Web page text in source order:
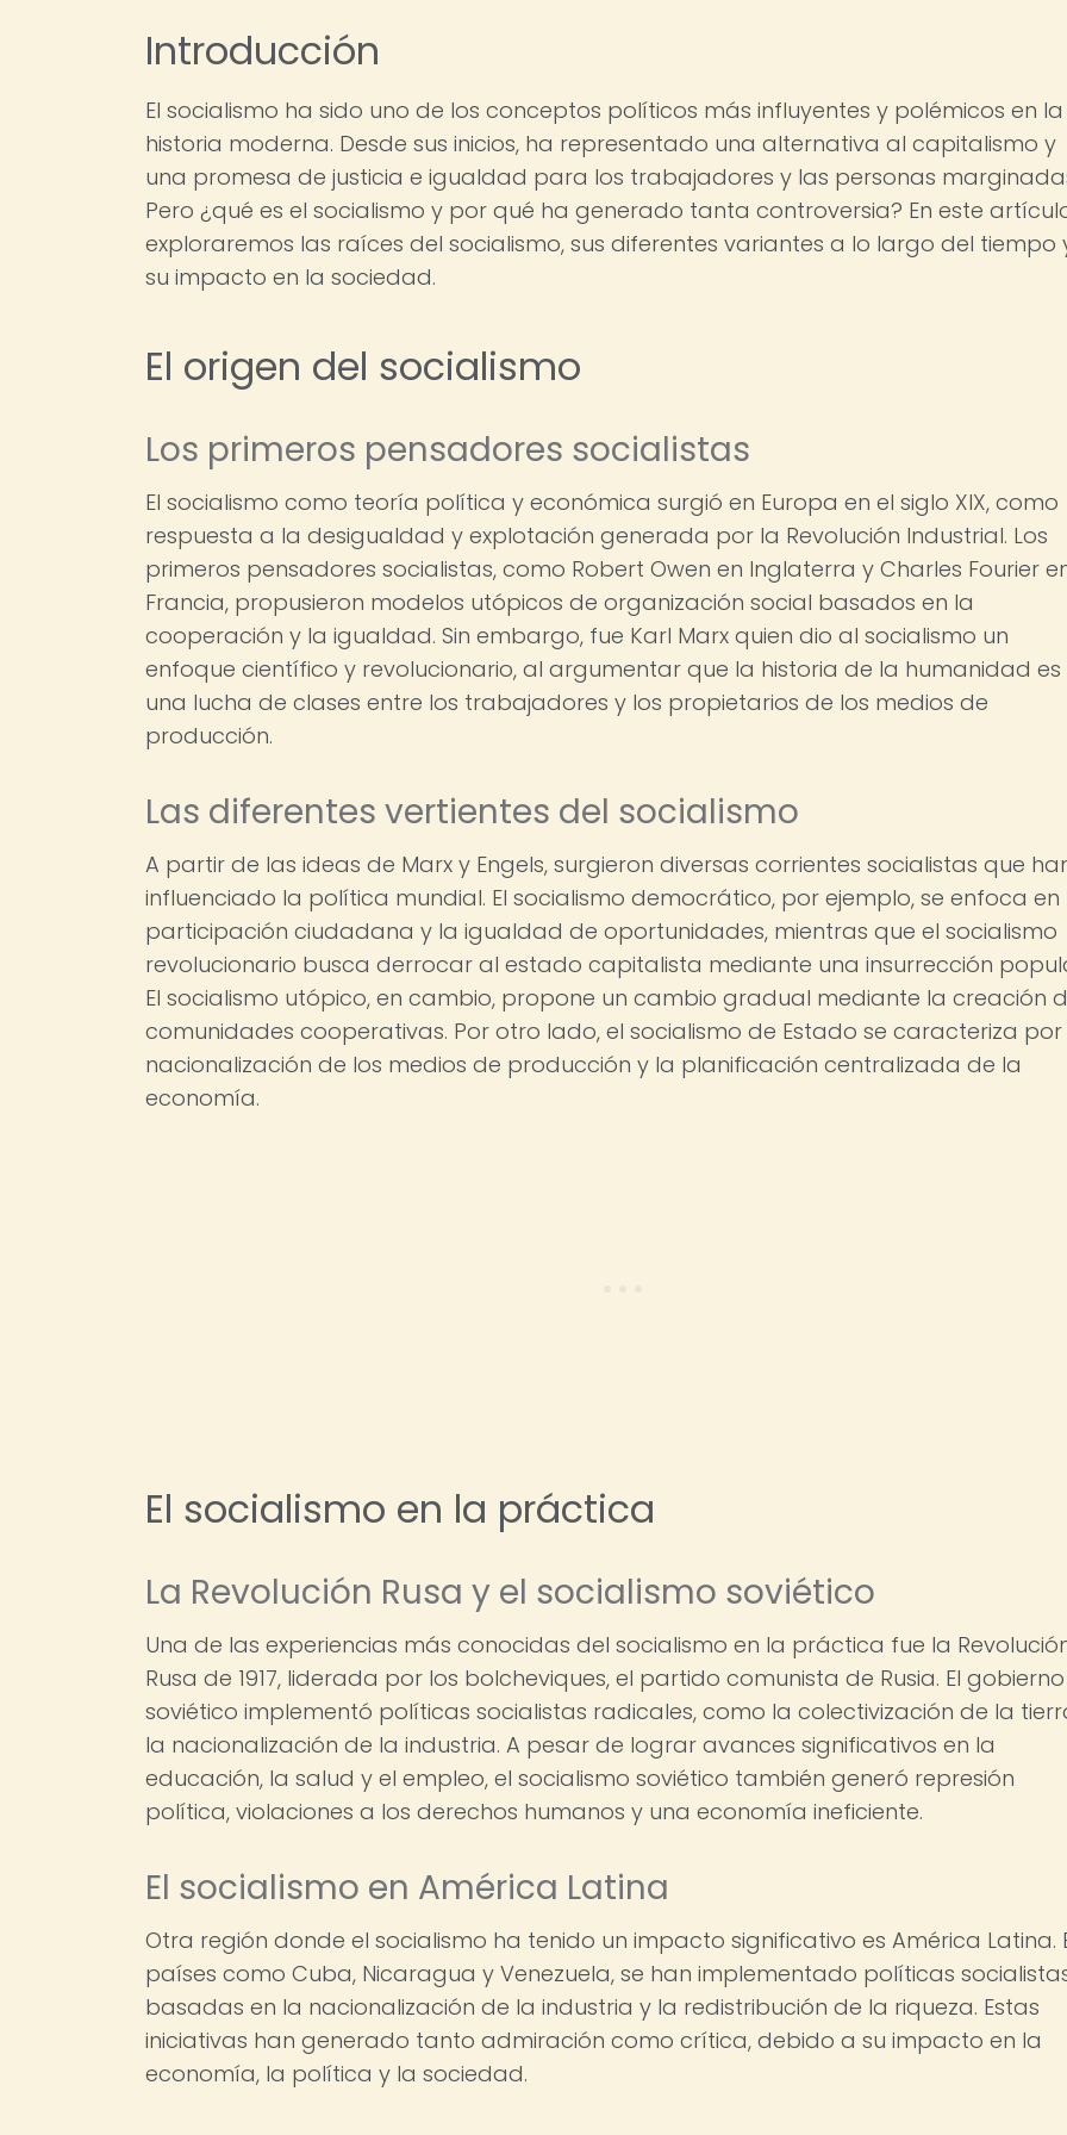
Introducción
El socialismo ha sido uno de los conceptos políticos más influyentes y polémicos en la
historia moderna. Desde sus inicios, ha representado una alternativa al capitalismo y
una promesa de justicia e igualdad para los trabajadores y las personas
Pero ¿qué es el socialismo y por qué ha generado tanta controversia? En este
exploraremos las raíces del socialismo, sus diferentes variantes a lo largo del tiempo
su impacto en la sociedad.
El origen del socialismo
Los primeros pensadores socialistas
El socialismo como teoría política y económica surgió en Europa en el siglo XIX, como
respuesta a la desigualdad y explotación generada por la Revolución Industrial. Los
primeros pensadores socialistas, como Robert Owen en Inglaterra y Charles Fourier
Francia, propusieron modelos utópicos de organización social basados en la
cooperación y la igualdad. Sin embargo, fue Karl Marx quien dio al socialismo un
enfoque científico y revolucionario, al argumentar que la historia de la humanidad es
una lucha de clases entre los trabajadores y los propietarios de los medios de
producción.
Las diferentes vertientes del socialismo
A partir de las ideas de Marx y Engels, surgieron diversas corrientes socialistas que
influenciado la política mundial. El socialismo democrático, por ejemplo, se enfoca en
participación ciudadana y la igualdad de oportunidades, mientras que el socialismo
revolucionario busca derrocar al estado capitalista mediante una insurrección
El socialismo utópico, en cambio, propone un cambio gradual mediante la creación
comunidades cooperativas. Por otro lado, el socialismo de Estado se caracteriza por
nacionalización de los medios de producción y la planificación centralizada de la
economía.
El socialismo en la práctica
La Revolución Rusa y el socialismo soviético
Una de las experiencias más conocidas del socialismo en la práctica fue la
Rusa de 1917, liderada por los bolcheviques, el partido comunista de Rusia. El gobierno
soviético implementó políticas socialistas radicales, como la colectivización de la
la nacionalización de la industria. A pesar de lograr avances significativos en la
educación, la salud y el empleo, el socialismo soviético también generó represión
política, violaciones a los derechos humanos y una economía ineficiente.
El socialismo en América Latina
Otra región donde el socialismo ha tenido un impacto significativo es América Latina.
países como Cuba, Nicaragua y Venezuela, se han implementado políticas
basadas en la nacionalización de la industria y la redistribución de la riqueza. Estas
iniciativas han generado tanto admiración como crítica, debido a su impacto en la
economía, la política y la sociedad.